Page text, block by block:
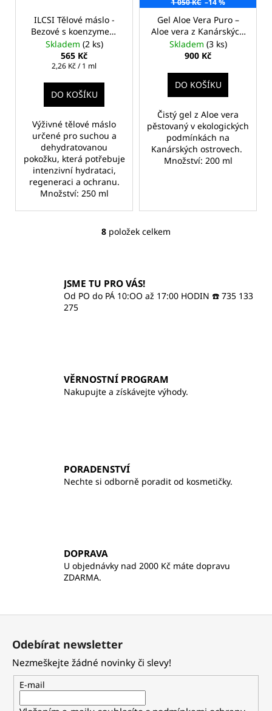
ILCSI Tělové máslo -
Bezové s koenzymem
Q10
Skladem (2 ks)
565 Kč
Měrná
2,26 Kč / 1 ml
DO KOŠÍKU
Výživné tělové máslo
určené pro suchou a
dehydratovanou
pokožku, která potřebuje
intenzivní hydrataci,
regeneraci a ochranu.
Množství: 250 ml
Gel Aloe Vera Puro –
Aloe vera z Kanárských
ostrovů
Skladem (3 ks)
900 Kč
DO KOŠÍKU
Čistý gel z Aloe vera
pěstovaný v ekologických
podmínkách na
Kanárských ostrovech.
Množství: 200 ml
O
á
d
a
k
y
u
8 položek celkem
JSME TU PRO VÁS!
Od PO do PÁ 10:OO až 17:00 HODIN ☎️ 735 133
275
VĚRNOSTNÍ PROGRAM
Nakupujte a získávejte výhody.
PORADENSTVÍ
Nechte si odborně poradit od kosmetičky.
DOPRAVA
U objednávky nad 2000 Kč máte dopravu
ZDARMA.
Odebírat newsletter
Nezmeškejte žádné novinky či slevy!
E-mail